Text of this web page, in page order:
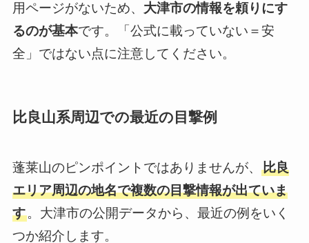
用ページがないため、 大津市の情報を頼りにす
るのが基本です。「公式に載っていない＝安
全」ではない点に注意してください。
比良山系周辺での最近の目撃例
蓬莱山のピンポイントではありませんが、 比良
エリア周辺の地名で複数の目撃情報が出ていま
す。大津市の公開データから、最近の例をいく
つか紹介します。